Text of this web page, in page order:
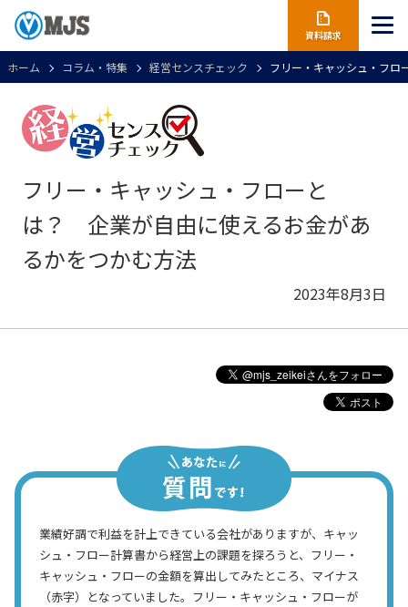
資料請求
ホーム コラム・特集 経営センスチェック フリー・キャッシュ・フ
フリー・キャッシュ・フローと
は？ 企業が自由に使えるお金があ
るかをつかむ方法
2023年8月3日
業績好調で利益を計上できている会社がありますが、キャッ
シュ・フロー計算書から経営上の課題を探ろうと、フリー・
キャッシュ・フローの金額を算出してみたところ、マイナス
（赤字）となっていました。フリー・キャッシュ・フローが